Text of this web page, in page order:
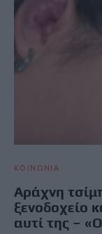
ΚΟΙΝΩΝΙΑ
Αράχνη
ξενοδοχείο
αυτί της –